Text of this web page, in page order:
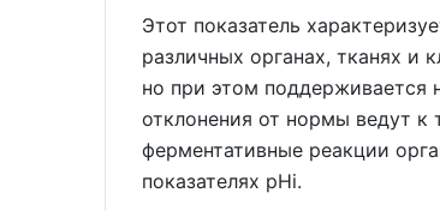
Этот показатель
различных органах, тканях и
но при этом поддерживается
отклонения от нормы ведут
ферментативные реакции
показателях рНi.